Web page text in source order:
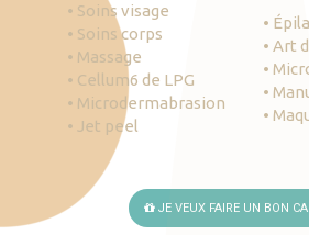
• Soins visage
• Soins corps
• Massage
• Cellum6 de LPG
• Microdermabrasion
• Jet peel
•
• Art
•
•
•
JE VEUX FAIRE UN BON